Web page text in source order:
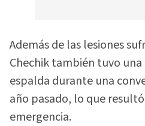
Además de las lesiones
Chechik también tuvo
espalda durante una
año pasado, lo que
emergencia.